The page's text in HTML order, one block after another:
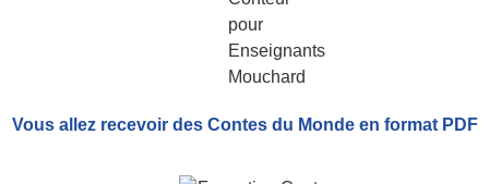
Vous allez recevoir des Contes du Monde en format PDF